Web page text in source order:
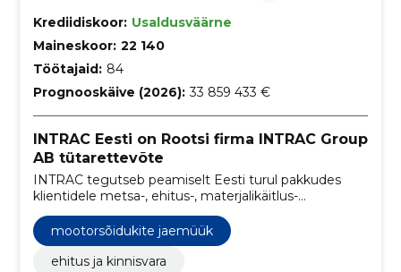
Krediidiskoor: Usaldusväärne
Maineskoor: 22 140
Töötajaid: 84
Prognooskäive (2026): 33 859 433 €
INTRAC Eesti on Rootsi firma INTRAC Group
AB tütarettevõte
INTRAC tegutseb peamiselt Eesti turul pakkudes
klientidele metsa-, ehitus-, materjalikäitlus-
põllumajandusmasinaid, aia- ja väiketehnikat,
lisaseadmeid.
mootorsõidukite jaemüük
ehitus ja kinnisvara